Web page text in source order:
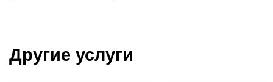
Другие услуги